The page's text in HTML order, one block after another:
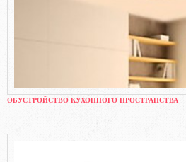
ОБУСТРОЙСТВО КУХОННОГО ПРОСТРАНСТВА